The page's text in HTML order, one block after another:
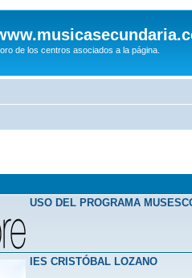
de los centros asociados a la página.
USO DEL PROGRAMA
IES CRISTÓBAL LOZANO